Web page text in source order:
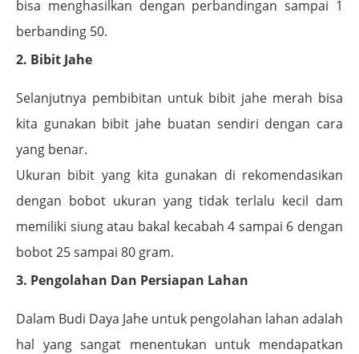
bisa menghasilkan dengan perbandingan sampai 1
berbanding 50.
2. Bibit Jahe
Selanjutnya pembibitan untuk bibit jahe merah bisa
kita gunakan bibit jahe buatan sendiri dengan cara
yang benar.
Ukuran bibit yang kita gunakan di rekomendasikan
dengan bobot ukuran yang tidak terlalu kecil dam
memiliki siung atau bakal kecabah 4 sampai 6 dengan
bobot 25 sampai 80 gram.
3. Pengolahan Dan Persiapan Lahan
Dalam Budi Daya Jahe untuk pengolahan lahan adalah
hal yang sangat menentukan untuk mendapatkan